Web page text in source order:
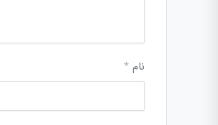
نام *